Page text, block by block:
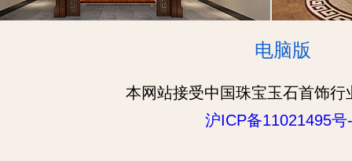
电脑版
本网站接受中国珠宝玉石首饰行
沪ICP备11021495号